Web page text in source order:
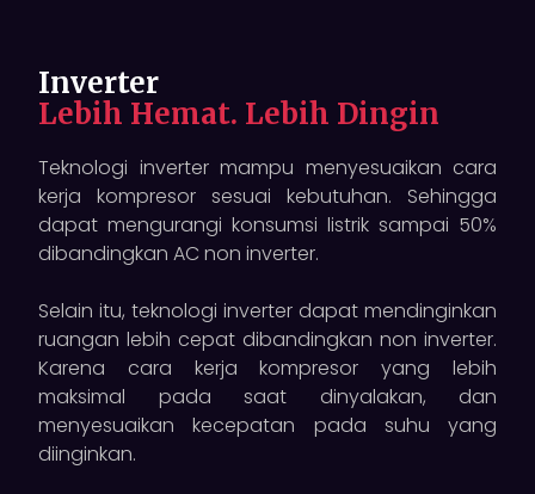
Inverter
Lebih Hemat. Lebih Dingin
Teknologi inverter mampu menyesuaikan cara
kerja kompresor sesuai kebutuhan. Sehingga
dapat mengurangi konsumsi listrik sampai 50%
dibandingkan AC non inverter.
Selain itu, teknologi inverter dapat mendinginkan
ruangan lebih cepat dibandingkan non inverter.
Karena cara kerja kompresor yang lebih
maksimal pada saat dinyalakan, dan
menyesuaikan kecepatan pada suhu yang
diinginkan.